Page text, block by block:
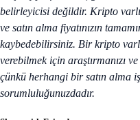
belirleyicisi değildir. Kripto
ve satın alma fiyatınızın
kaybedebilirsiniz. Bir kripto
verebilmek için araştırmanızı
çünkü herhangi bir satın alma
sorumluluğunuzdadır.